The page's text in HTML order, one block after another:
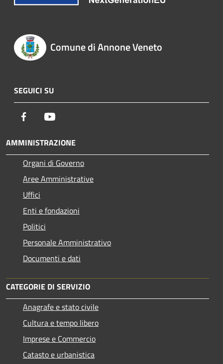
Comune di Annone Veneto
SEGUICI SU
Facebook
AMMINISTRAZIONE
Organi di Governo
Aree Amministrative
Uffici
Enti e fondazioni
Politici
Personale Amministrativo
Documenti e dati
CATEGORIE DI SERVIZIO
Anagrafe e stato civile
Cultura e tempo libero
Imprese e Commercio
Catasto e urbanistica